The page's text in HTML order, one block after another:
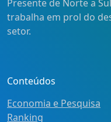
Presente de Norte a
trabalha em prol do
setor.
Conteúdos
Economia e Pesquisa
Ranking